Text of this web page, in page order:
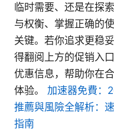
临时需要、还是在探
与权衡、掌握正确的
关键。若你追求更稳
得翻阅上方的促销入
优惠信息，帮助你在
体验。 加速器免費：
推薦與風險全解析：
指南